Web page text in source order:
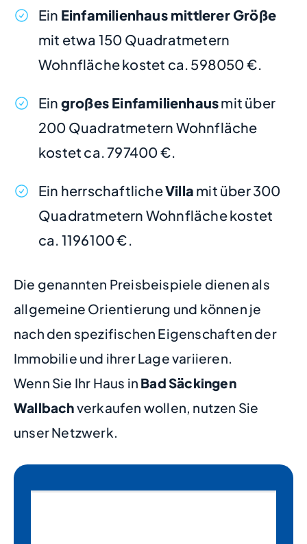
Ein Einfamilienhaus mittlerer Größe
mit etwa 150 Quadratmetern
Wohnfläche kostet ca. 598050 €.
Ein großes Einfamilienhausmit über
200 Quadratmetern Wohnfläche
kostet ca. 797400 €.
Ein herrschaftlicheVilla mit über 300
Quadratmetern Wohnfläche kostet
ca. 1196100 €.
Die genannten Preisbeispiele dienen als
allgemeine Orientierung und können je
nach den spezifischen Eigenschaften der
Immobilie und ihrer Lage variieren.
Wenn Sie Ihr Haus in Bad Säckingen
Wallbachverkaufen wollen, nutzen Sie
unser Netzwerk.